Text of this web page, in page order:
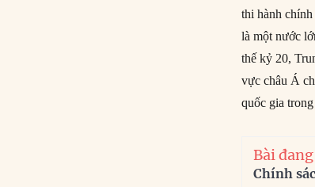
thi hành
là một nước
thế kỷ 20,
vực châu Á
quốc gia
Bài
Chính